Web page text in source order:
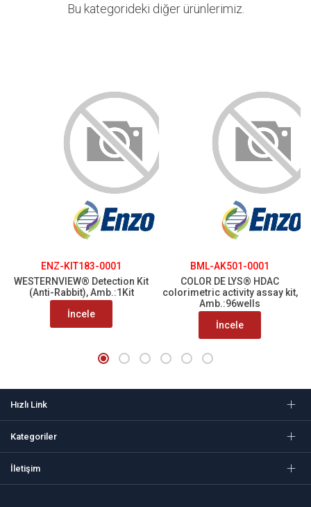
Bu kategorideki diğer ürünlerimiz.
ENZ-KIT183-0001
WESTERNVIEW® Detection Kit
(Anti-Rabbit), Amb.:1Kit
İncele
BML-AK501-0001
COLOR DE LYS® HDAC
colorimetric activity assay kit,
Amb.:96wells
İncele
Hızlı Link
Kategoriler
İletişim